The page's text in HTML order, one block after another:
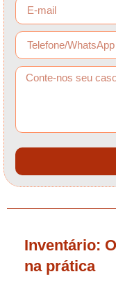
Inventário:
na prática